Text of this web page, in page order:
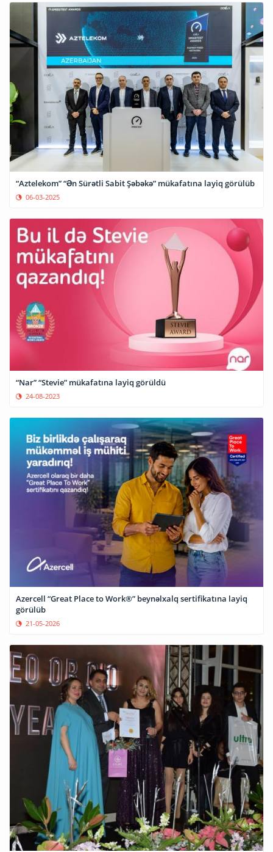
“Aztelekom” “Ən Sürətli Sabit Şəbəkə” mükafatına layiq görülüb
06-03-2025
“Nar” “Stevie” mükafatına layiq görüldü
24-08-2023
Azercell “Great Place to Work®” beynəlxalq sertifikatına layiq
görülüb
21-05-2026